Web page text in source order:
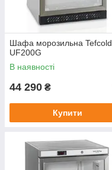
Шафа морозильна Tefcold
UF200G
В наявності
44 290 ₴
Купити